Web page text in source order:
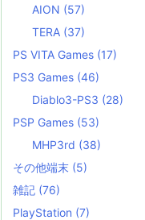
AION (57)
TERA (37)
PS VITA Games (17)
PS3 Games (46)
Diablo3-PS3 (28)
PSP Games (53)
MHP3rd (38)
その他端末 (5)
雑記 (76)
PlayStation (7)